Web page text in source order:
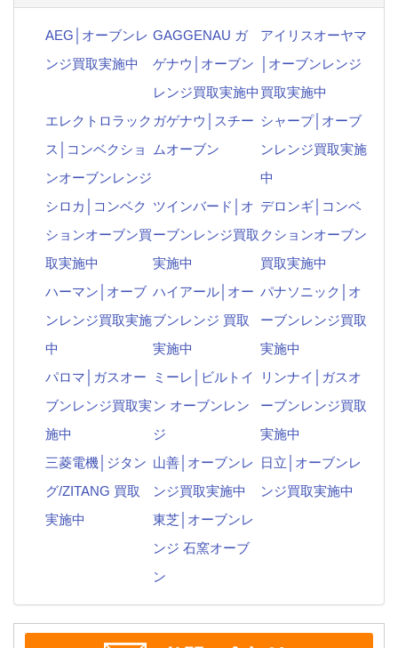
AEG│オーブンレ
ンジ買取実施中
GAGGENAU ガ
ゲナウ│オーブン
レンジ買取実施中
アイリスオーヤマ
│オーブンレンジ
買取実施中
エレクトロラック
ス│コンベクショ
ンオーブンレンジ
ガゲナウ│スチー
ムオーブン
シャープ│オーブ
ンレンジ買取実施
中
シロカ│コンベク
ションオーブン買
取実施中
ツインバード│オ
ーブンレンジ買取
実施中
デロンギ│コンベ
クションオーブン
買取実施中
ハーマン│オーブ
ンレンジ買取実施
中
ハイアール│オー
ブンレンジ 買取
実施中
パナソニック│オ
ーブンレンジ買取
実施中
パロマ│ガスオー
ブンレンジ買取実
施中
ミーレ│ビルトイ
ン オーブンレン
ジ
リンナイ│ガスオ
ーブンレンジ買取
実施中
三菱電機│ジタン
グ/ZITANG 買取
実施中
山善│オーブンレ
ンジ買取実施中
日立│オーブンレ
ンジ買取実施中
東芝│オーブンレ
ンジ 石窯オーブ
ン